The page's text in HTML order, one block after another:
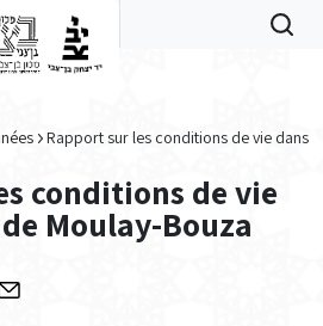
Rapport sur les conditions de vie dans
conditions de vie
Moulay-Bouza